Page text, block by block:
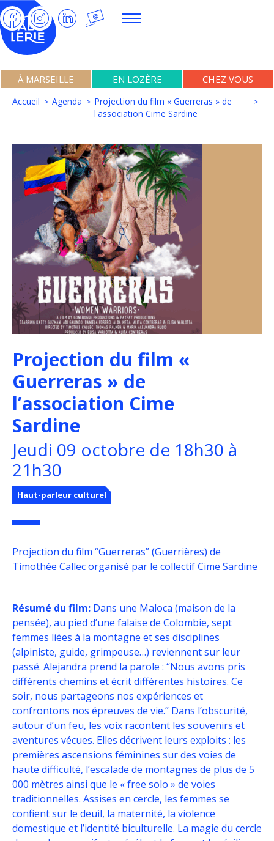
À MARSEILLE EN LOZÈRE CHEZ VOUS
Accueil Agenda
Projection du film « Guerreras » de
l'association Cime Sardine
Projection du film «
Guerreras » de
l’association Cime
Sardine
Jeudi 09 octobre de 18h30 à
21h30
Haut-parleur culturel
Projection du film “Guerreras” (Guerrières) de
Timothée Callec organisé par le collectifCime Sardine
Résumé du film: Dans une Maloca (maison de la
pensée), au pied d’une falaise de Colombie, sept
femmes liées à la montagne et ses disciplines
(alpiniste, guide, grimpeuse…) reviennent sur leur
passé. Alejandra prend la parole : “Nous avons pris
différents chemins et écrit différentes histoires. Ce
soir, nous partageons nos expériences et
confrontons nos épreuves de vie.” Dans l’obscurité,
autour d’un feu, les voix racontent les souvenirs et
aventures vécues. Elles décrivent leurs exploits : les
premières ascensions féminines sur des voies de
haute difficulté, l’escalade de montagnes de plus de 5
000 mètres ainsi que le « free solo » de voies
traditionnelles. Assises en cercle, les femmes se
confient sur le deuil, la maternité, la violence
domestique et l’identité biculturelle. La magie du cercle